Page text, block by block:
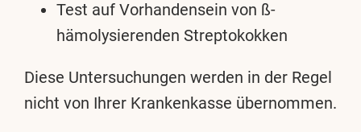
Test auf Vorhandensein von ß-
hämolysierenden Streptokokken
Diese Untersuchungen werden in der Regel
nicht von Ihrer Krankenkasse übernommen.